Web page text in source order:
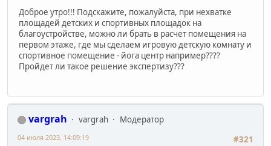
Доброе утро!!! Подскажите, пожалуйста, при нехватке
площадей детских и спортивных площадок на
благоустройстве, можно ли брать в расчет помещения на
первом этаже, где мы сделаем игровую детскую комнату и
спортивное помещение - йога центр например????
Пройдет ли такое решение экспертизу???
vargrah vargrah
Модератор
#321
04 июля 2023, 14:09:19